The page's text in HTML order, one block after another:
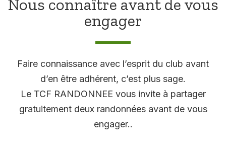
Nous connaître avant de vous
engager
Faire connaissance avec l’esprit du club avant
d’en être adhérent, c’est plus sage.
Le TCF RANDONNEE vous invite à partager
gratuitement deux randonnées avant de vous
engager..